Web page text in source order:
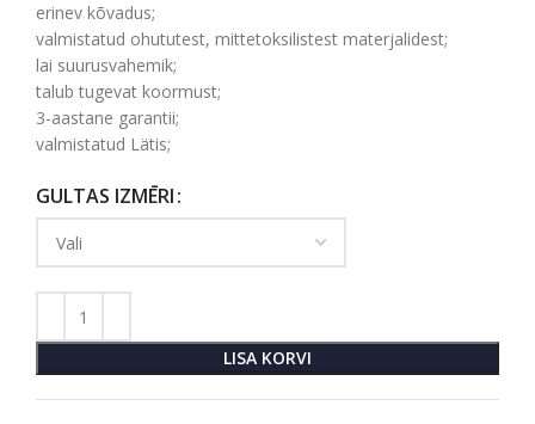
erinev kõvadus;
valmistatud ohututest, mittetoksilistest materjalidest;
lai suurusvahemik;
talub tugevat koormust;
3-aastane garantii;
valmistatud Lätis;
GULTAS IZMĒRI
LISA KORVI